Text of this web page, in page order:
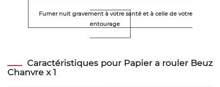
Fumer nuit gravement à votre santé et à celle de votre
entourage
Caractéristiques pour Papier a rouler Beuz
Chanvre x 1